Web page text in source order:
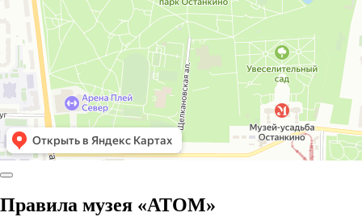
Правила музея «АТОМ»